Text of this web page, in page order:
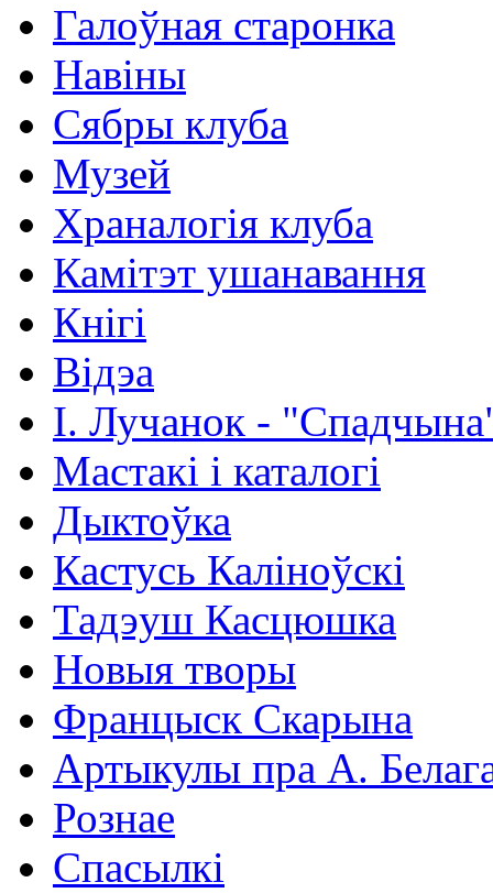
Галоўная старонка
Навіны
Сябры клуба
Музей
Храналогія клуба
Камітэт ушанавання
Кнігі
Відэа
І. Лучанок -
Мастакі i каталогi
Дыктоўка
Кастусь Каліноўскі
Тадэуш Касцюшка
Новыя творы
Францыск Скарына
Артыкулы пра А.
Рознае
Спасылкі